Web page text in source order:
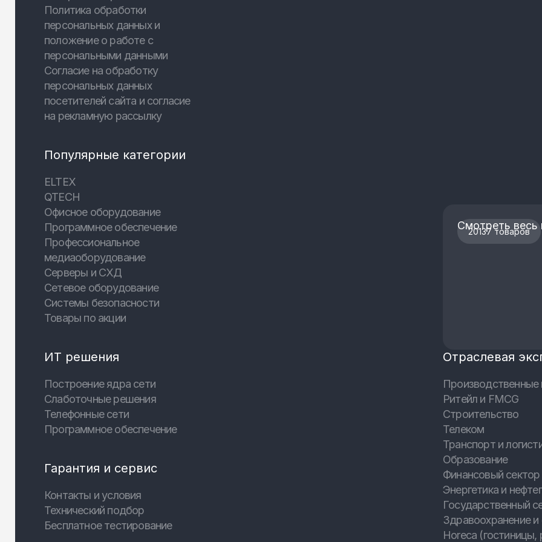
Политика обработки
персональных данных и
положение о работе с
персональными данными
Согласие на обработку
персональных данных
посетителей сайта и согласие
на рекламную рассылку
Популярные категории
ELTEX
QTECH
Офисное оборудование
Программное обеспечение
Профессиональное
медиаоборудование
Серверы и СХД
Сетевое оборудование
Системы безопасности
Товары по акции
20137 товаров
Смотреть весь
ИТ решения
Построение ядра сети
Слаботочные решения
Телефонные сети
Программное обеспечение
Гарантия и сервис
Контакты и условия
Технический подбор
Бесплатное тестирование
Отраслевая
Производственные
Ритейл и FMCG
Строительство
Телеком
Транспорт и
Образование
Финансовый сектор
Энергетика и
Государственный
Здравоохранение
Horeca (гостиницы,